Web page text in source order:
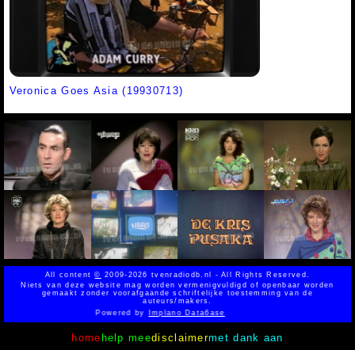
Veronica Goes Asia (19930713)
All content© 2009-2026 tvenradiodb.nl - All Rights Reserved.
Niets van deze website mag worden vermenigvuldigd of openbaar worden
gemaakt zonder voorafgaande schriftelijke toestemming van de
auteurs/makers.
Powered by Implano Data6ase
home help meedisclaimermet dank aan